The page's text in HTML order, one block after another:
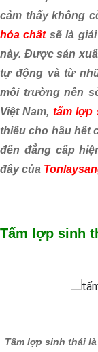
cảm thấy không
hóa chấtsẽ là giải
này. Được sản
tự động và từ
môi trường nên
Việt Nam, tấm lợp
thiếu cho hầu hết
đến đẳng cấp
đây của
Tấm lợp sinh
Tấm lợp sinh thái